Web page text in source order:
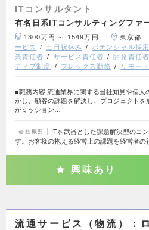
ITコンサルタント
有名日系ITコンサルティングフ
1300万円 ～ 1549万円 東京都
ービス
土日祝休み ポテンシャル採
業責任者
サービス責任者 開発責任者
ティブ制度
フレックス勤務 リモー
■職務内容 流通業界に関する当社知見や個人
かし、顧客の課題を解決し、プロジェクトを
がミッション…
会社概要
ITを武器とした課題解決型のコ
す。お客様の抱える経営上の課題を経営者の
興味あり
流通サービス（物流）：